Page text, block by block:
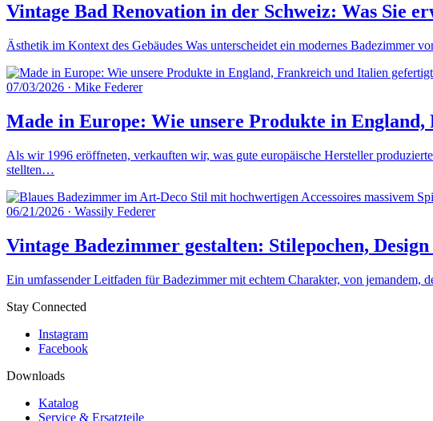
Vintage Bad Renovation in der Schweiz: Was Sie
Ästhetik im Kontext des Gebäudes Was unterscheidet ein modernes Badezimmer
07/03/2026 · Mike Federer
Made in Europe: Wie unsere Produkte in
Als wir 1996 eröffneten, verkauften wir, was gute europäische Hersteller
stellten…
06/21/2026 · Wassily Federer
Vintage Badezimmer gestalten: Stilepochen,
Ein umfassender Leitfaden für Badezimmer mit echtem Charakter, von
Stay Connected
Instagram
Facebook
Downloads
Katalog
Service & Ersatzteile